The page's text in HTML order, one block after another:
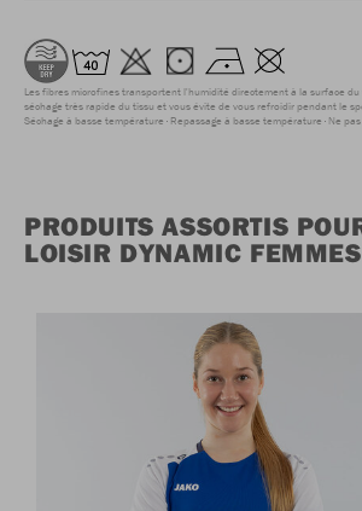
Les fibres microfines transportent l'humidité directement à la surface du
séchage très rapide du tissu et vous évite de vous refroidir pendant le
Séchage à basse température Repassage à basse température Ne
PRODUITS ASSORTIS
LOISIR DYNAMIC FEMMES